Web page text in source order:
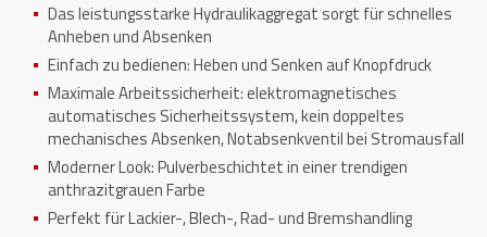
Das leistungsstarke Hydraulikaggregat sorgt für schnelles
Anheben und Absenken
Einfach zu bedienen: Heben und Senken auf Knopfdruck
Maximale Arbeitssicherheit: elektromagnetisches
automatisches Sicherheitssystem, kein doppeltes
mechanisches Absenken, Notabsenkventil bei Stromausfall
Moderner Look: Pulverbeschichtet in einer trendigen
anthrazitgrauen Farbe
Perfekt für Lackier-, Blech-, Rad- und Bremshandling